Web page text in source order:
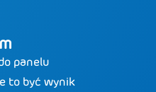
panelu
to być wynik